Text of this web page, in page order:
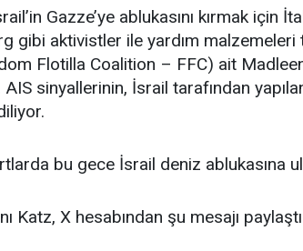
Gazze’ye ablukasını kırmak için
gibi aktivistler ile yardım malzemeleri
Flotilla Coalition – FFC) ait
AIS sinyallerinin, İsrail tarafından
bu gece İsrail deniz ablukasına
Katz, X hesabından şu mesajı